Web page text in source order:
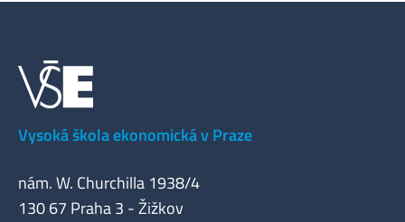
Vysoká škola ekonomická v Praze
nám. W. Churchilla 1938/4
130 67 Praha 3 - Žižkov